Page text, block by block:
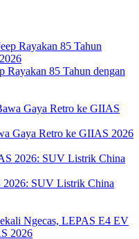
Rayakan 85 Tahun dengan
Gaya Retro ke GIIAS 2026
2026: SUV Listrik China